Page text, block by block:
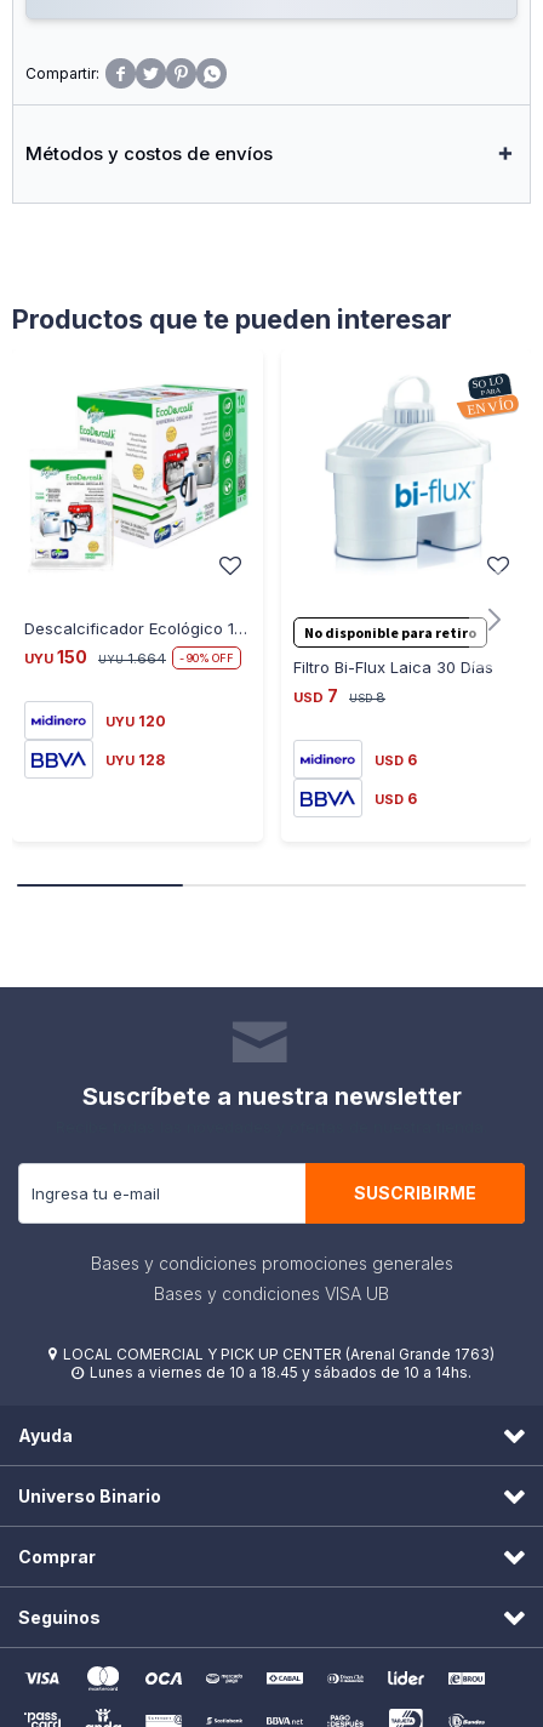
   
Métodos y costos de envíos
Productos que te pueden interesar
Descalcificador Ecológico 10 Sobres Limpiador Cafeteras Jarras Lavavajillas y Mas
UYU 150 UYU 1.664 90
UYU 120
UYU 128
No disponible para retiro
Filtro Bi-Flux Laica 30 Días
USD 7 USD 8
USD 6
USD 6
Suscríbete a nuestra newsletter
SUSCRIBIRME
Bases y condiciones promociones generales
Bases y condiciones VISA UB
 LOCAL COMERCIAL Y PICK UP CENTER (Arenal Grande 1763)
 Lunes a viernes de 10 a 18.45 y sábados de 10 a 14hs.
Ayuda
Universo Binario
Comprar
Seguinos